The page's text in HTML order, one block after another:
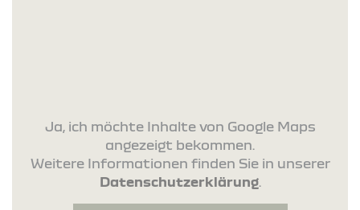
Ja, ich möchte Inhalte von Google Maps
angezeigt bekommen.
Weitere Informationen finden Sie in unserer
Datenschutzerklärung.